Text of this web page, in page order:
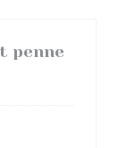
penne